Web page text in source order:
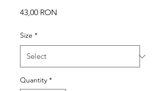
43,00 RON
Size *
Quantity *